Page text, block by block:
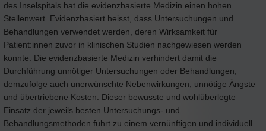
des Inselspitals hat die evidenzbasierte Medizin einen hohen
Stellenwert. Evidenzbasiert heisst, dass Untersuchungen und
Behandlungen verwendet werden, deren Wirksamkeit für
Patient:innen zuvor in klinischen Studien nachgewiesen werden
konnte. Die evidenzbasierte Medizin verhindert damit die
Durchführung unnötiger Untersuchungen oder Behandlungen,
demzufolge auch unerwünschte Nebenwirkungen, unnötige Ängste
und übertriebene Kosten. Dieser bewusste und wohlüberlegte
Einsatz der jeweils besten Untersuchungs- und
Behandlungsmethoden führt zu einem vernünftigen und individuell